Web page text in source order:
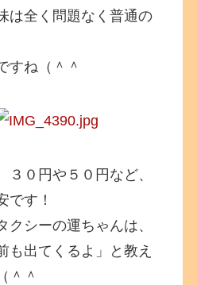
は全く問題なく普通の
すね（＾＾
３０円や５０円など、
です！
クシーの運ちゃんは、
も出てくるよ」と教え
＾＾